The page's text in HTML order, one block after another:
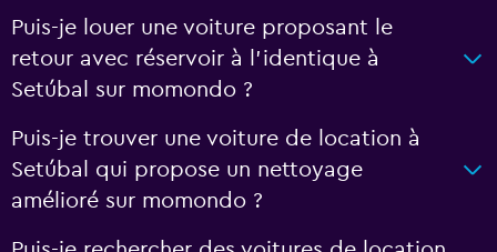
Puis-je louer une voiture proposant le
retour avec réservoir à l’identique à
Setúbal sur momondo ?
Puis-je trouver une voiture de location à
Setúbal qui propose un nettoyage
amélioré sur momondo ?